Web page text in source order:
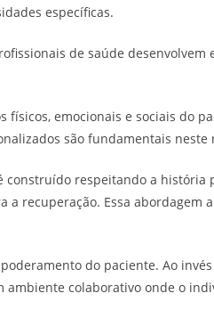
específicas.
de saúde
físicos, emocionais e sociais do
são fundamentais neste
construído respeitando a história
a recuperação. Essa abordagem
do paciente. Ao
ambiente colaborativo onde o